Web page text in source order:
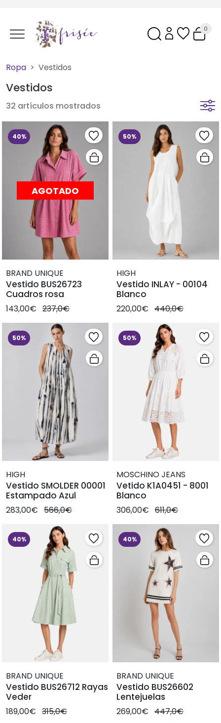
0
Ropa Vestidos
Vestidos
32 artículos mostrados
40%
AGOTADO
BRAND UNIQUE
Vestido BUS26723
Cuadros rosa
143,00€ 237,0€
50%
HIGH
Vestido INLAY - 00104
Blanco
220,00€ 440,0€
50%
HIGH
Vestido SMOLDER 00001
Estampado Azul
283,00€ 566,0€
50%
MOSCHINO JEANS
Vetido K1A0451 - 8001
Blanco
306,00€ 611,0€
40%
BRAND UNIQUE
Vestido BUS26712 Rayas
Veder
189,00€ 315,0€
40%
BRAND UNIQUE
Vestido BUS26602
Lentejuelas
269,00€ 447,0€